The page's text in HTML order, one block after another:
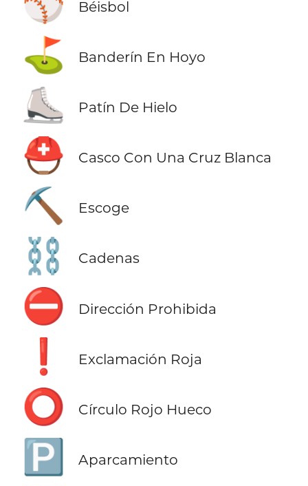
Béisbol
⛳ Banderín En Hoyo
⛸️ Patín De Hielo
⛑️ Casco Con Una Cruz Blanca
⛏️ Escoge
⛓️ Cadenas
⛔ Dirección Prohibida
❗ Exclamación Roja
⭕ Círculo Rojo Hueco
🅿️ Aparcamiento